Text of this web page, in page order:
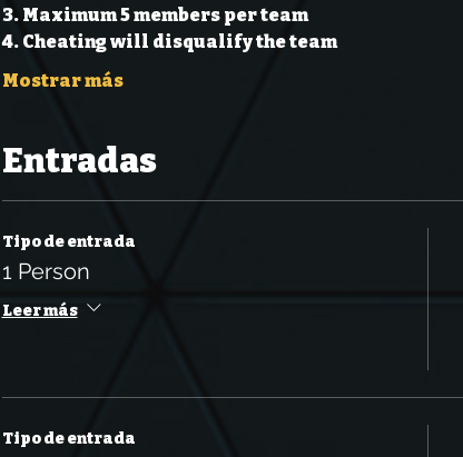
3. Maximum 5 members per team
4. Cheating will disqualify the team
Mostrar más
Entradas
Tipo de entrada
1 Person
Leer más
Tipo de entrada